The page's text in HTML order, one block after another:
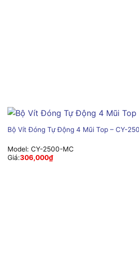
Bộ Vít Đóng Tự Động 4 Mũi Top – CY-
Model: CY-2500-MC
Giá:306,000₫